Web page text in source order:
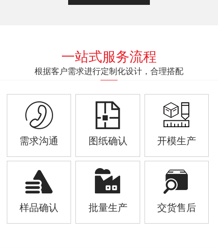
一站式服务流程
根据客户需求进行定制化设计，合理搭配
需求沟通 图纸确认 开模生产
样品确认 批量生产 交货售后